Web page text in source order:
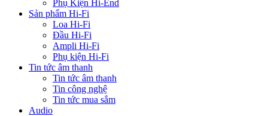
Phụ Kiện Hi-End
Sản phẩm Hi-Fi
Loa Hi-Fi
Đầu Hi-Fi
Ampli Hi-Fi
Phụ kiện Hi-Fi
Tin tức âm thanh
Tin tức âm thanh
Tin công nghệ
Tin tức mua sắm
Audio